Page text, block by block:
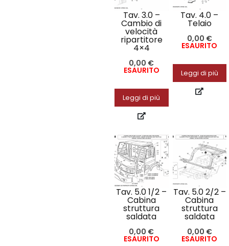
Tav. 3.0 –
Cambio di
velocità
ripartitore
4×4
0,00 €
ESAURITO
Leggi di più
Tav. 4.0 –
Telaio
0,00 €
ESAURITO
Leggi di più
Tav. 5.0 1/2 –
Cabina
struttura
saldata
0,00 €
ESAURITO
Tav. 5.0 2/2 –
Cabina
struttura
saldata
0,00 €
ESAURITO